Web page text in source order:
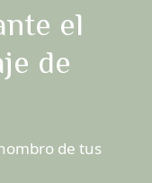
el
de
de tus